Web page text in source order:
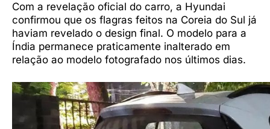
Com a revelação oficial do carro, a Hyundai
confirmou que os flagras feitos na Coreia do Sul já
haviam revelado o design final. O modelo para a
Índia permanece praticamente inalterado em
relação ao modelo fotografado nos últimos dias.